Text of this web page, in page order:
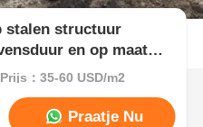
stalen structuur
en op maat
Prijs：35-60 USD/m2
Praatje Nu